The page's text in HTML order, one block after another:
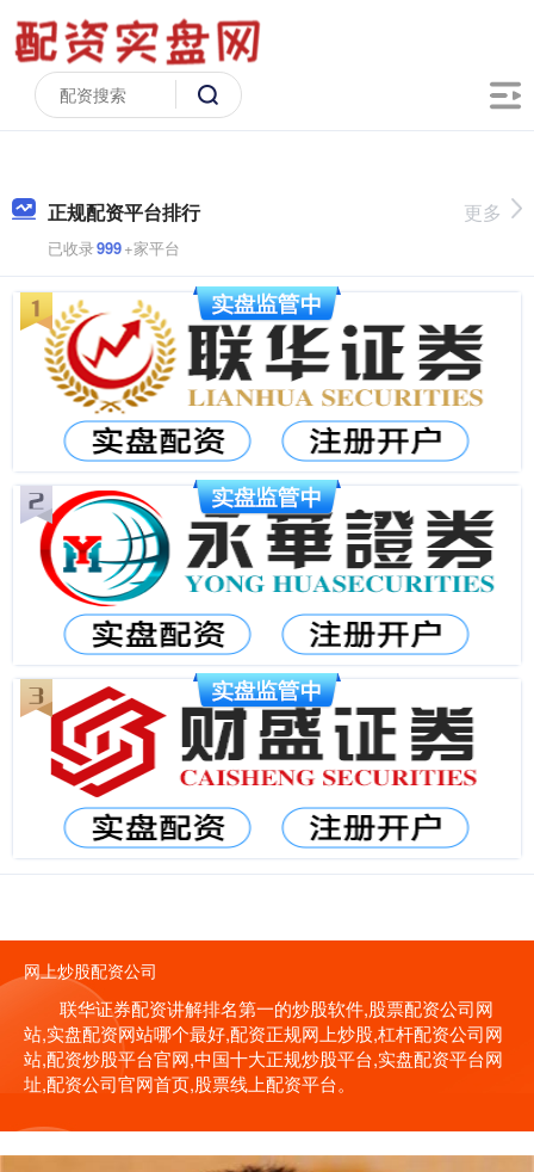
正规配资平台排行
已收录999+家平台
更多
网上炒股配资公司
联华证券配资讲解排名第一的炒股软件,股票配资公司网
站,实盘配资网站哪个最好,配资正规网上炒股,杠杆配资公司网
站,配资炒股平台官网,中国十大正规炒股平台,实盘配资平台网
址,配资公司官网首页,股票线上配资平台。